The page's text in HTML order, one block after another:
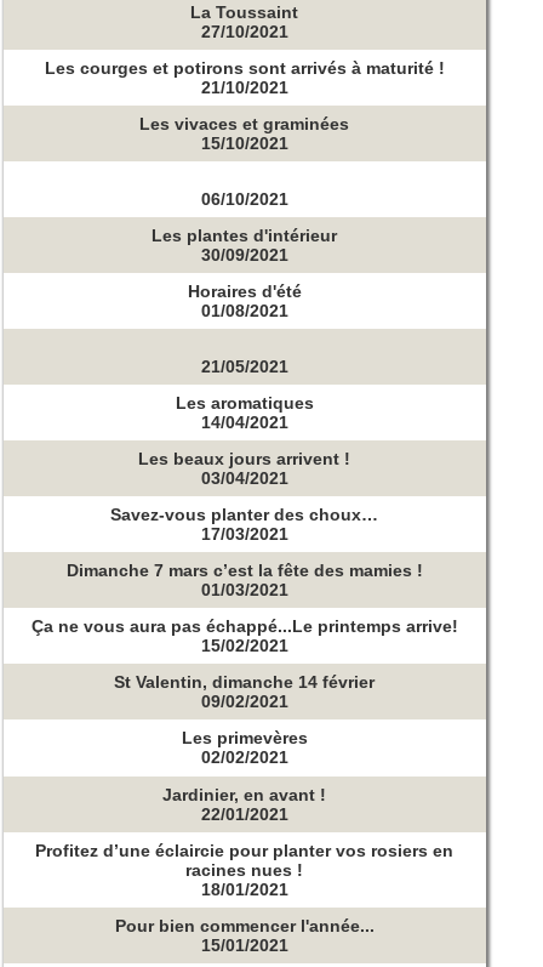
La Toussaint
27/10/2021
Les courges et potirons sont arrivés à maturité !
21/10/2021
Les vivaces et graminées
15/10/2021
06/10/2021
Les plantes d'intérieur
30/09/2021
Horaires d'été
01/08/2021
21/05/2021
Les aromatiques
14/04/2021
Les beaux jours arrivent !
03/04/2021
Savez-vous planter des choux…
17/03/2021
Dimanche 7 mars c’est la fête des mamies !
01/03/2021
Ça ne vous aura pas échappé...Le printemps arrive!
15/02/2021
St Valentin, dimanche 14 février
09/02/2021
Les primevères
02/02/2021
Jardinier, en avant !
22/01/2021
Profitez d’une éclaircie pour planter vos rosiers en
racines nues !
18/01/2021
Pour bien commencer l'année...
15/01/2021